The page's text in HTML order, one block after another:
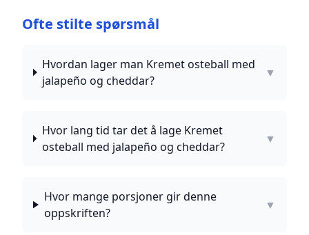
Ofte stilte spørsmål
Hvordan lager man Kremet osteball med
jalapeño og cheddar?
▼
Hvor lang tid tar det å lage Kremet
osteball med jalapeño og cheddar?
▼
Hvor mange porsjoner gir denne
oppskriften?
▼